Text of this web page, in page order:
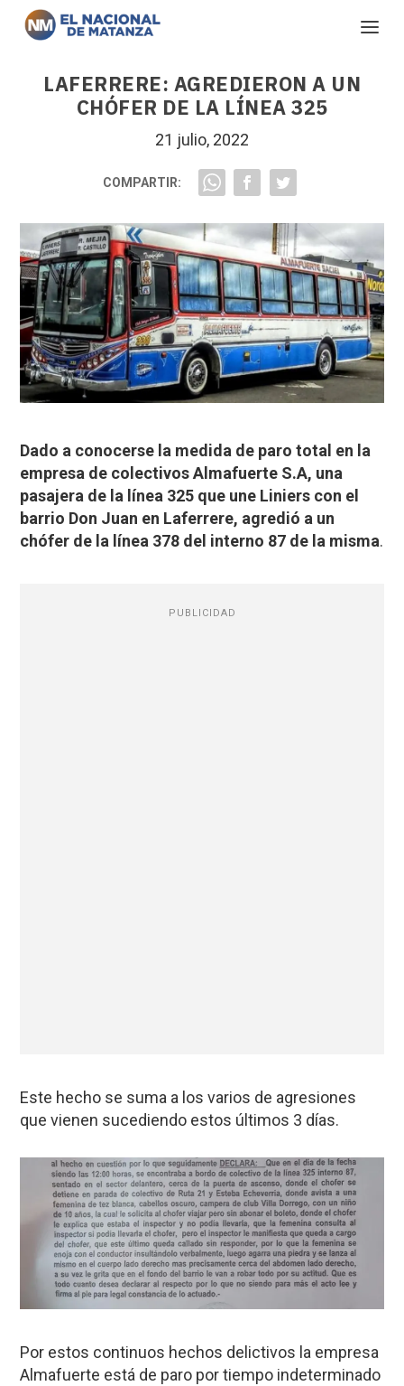
LAFERRERE: AGREDIERON A UN
CHÓFER DE LA LÍNEA 325
21 julio, 2022
COMPARTIR:
Dado a conocerse la medida de paro total en la
empresa de colectivos Almafuerte S.A, una
pasajera de la línea 325 que une Liniers con el
barrio Don Juan en Laferrere, agredió a un
chófer de la línea 378 del interno 87 de la misma.
PUBLICIDAD
Este hecho se suma a los varios de agresiones
que vienen sucediendo estos últimos 3 días.
Por estos continuos hechos delictivos la empresa
Almafuerte está de paro por tiempo indeterminado